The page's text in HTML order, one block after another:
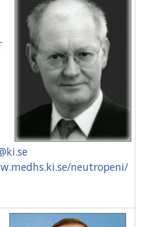
neutropeni/